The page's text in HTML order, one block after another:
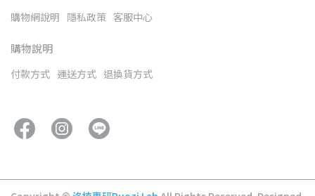
購物網說明 隱私政策 客服中心
購物說明
付款方式 運送方式 退換貨方式